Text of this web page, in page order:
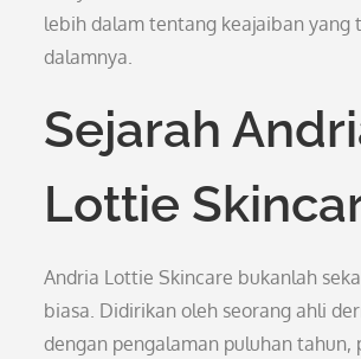
lebih dalam tentang keajaiban yang
dalamnya.
Sejarah
Lottie
Andria Lottie Skincare bukanlah
biasa. Didirikan oleh seorang ahli
dengan pengalaman puluhan tahun,